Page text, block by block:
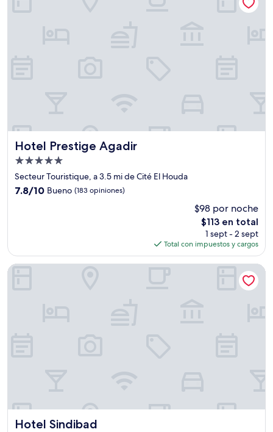
Hotel Prestige Agadir
Hotel Prestige Agadir
Propiedad
de
5.0
Secteur Touristique, a 3.5 mi de Cité El Houda
7.8
7.8/10 Bueno (183 opiniones)
$98 por noche
El
precio
actual
es
de
$113 en total
1 sept - 2 sept
Total con impuestos y cargos
Hotel Sindibad
Hotel Sindibad
Hotel Sindibad